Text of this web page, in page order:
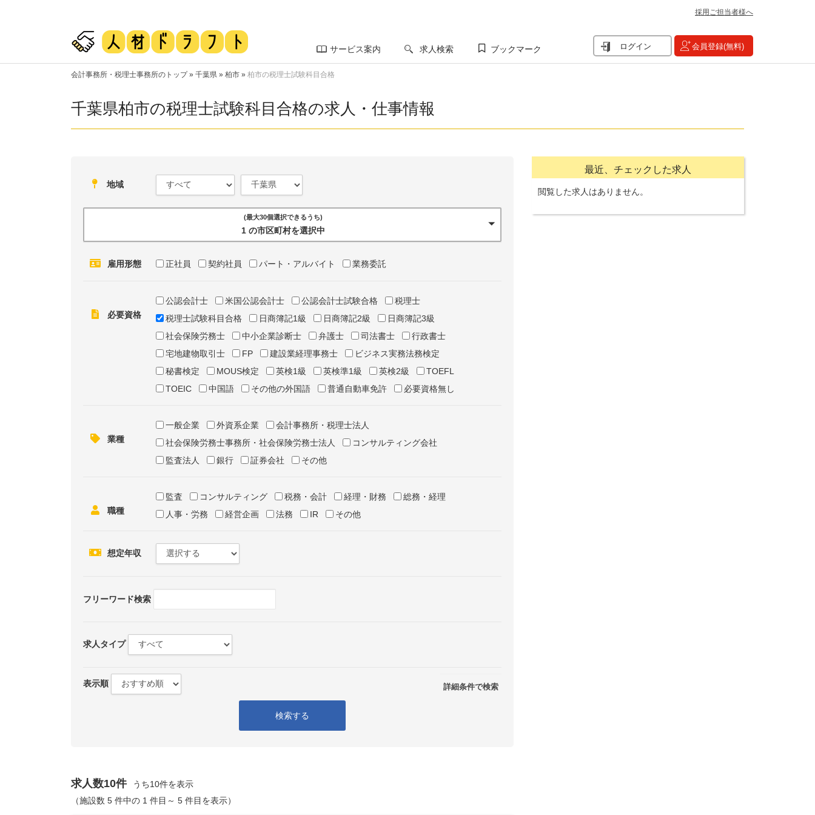
採用ご担当者様へ
サービス案内 求人検索 ブックマーク ログイン 会員登録(無料)
会計事務所・税理士事務所のトップ» 千葉県 » 柏市 » 柏市の税理士試験科目合格
千葉県柏市の税理士試験科目合格の求人・仕事情報
地域
(最大30個選択できるうち)
1 の市区町村を選択中
雇用形態 正社員 契約社員 パート・アルバイト 業務委託
必要資格
公認会計士 米国公認会計士 公認会計士試験合格
税理士
税理士試験科目合格
日商簿記1級 日商簿記2級
日商簿記3級
社会保険労務士
中小企業診断士 弁護士 司法書士
行政書士
宅地建物取引士
FP 建設業経理事務士
ビジネス実務法務検定
秘書検定
MOUS検定 英検1級 英検準1級 英検2級
TOEFL
TOEIC
中国語 その他の外国語 普通自動車免許 必要資格無し
業種
一般企業 外資系企業
会計事務所・税理士法人
社会保険労務士事務所・社会保険労務士法人
コンサルティング会社
監査法人
銀行 証券会社 その他
職種
監査 コンサルティング 税務・会計 経理・財務
総務・経理
人事・労務
経営企画 法務 IR その他
想定年収
フリーワード検索
求人タイプ
Show
表示
詳細条件で検索
表示順
検索する
求人数10件
うち10件を表示
（施設数 5 件中の 1 件目～ 5 件目を表示）
最近、チェックした求人
閲覧した求人はありません。